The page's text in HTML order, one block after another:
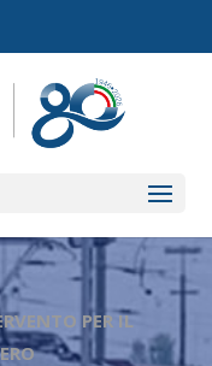
PER IL